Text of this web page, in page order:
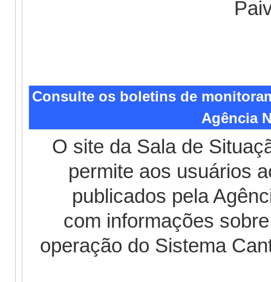
Consulte os boletins de
Agência
O site da Sala de
permite aos usuários
publicados pela
com informações
operação do Sistema